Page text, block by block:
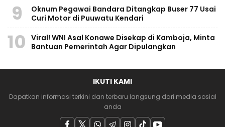
9
Oknum Pegawai Bandara Ditangkap Buser 77 Usai
Curi Motor di Puuwatu Kendari
10 Viral! WNI Asal Konawe Disekap di Kamboja, Minta
Bantuan Pemerintah Agar Dipulangkan
IKUTI KAMI
Dapatkan informasi terkini dan terbaru langsung dari media sosial
anda